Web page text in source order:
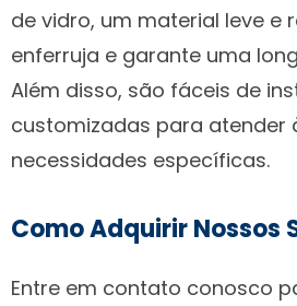
de vidro, um material leve e
enferruja e garante uma
Além disso, são fáceis de
customizadas para atender
necessidades específicas.
Como Adquirir Nossos
Entre em contato conosco